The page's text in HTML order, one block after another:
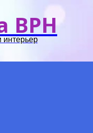
ВРН
интерьер